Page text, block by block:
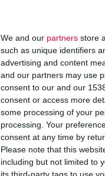
We and our partners store
such as unique identifiers
advertising and content
and our partners may use
consent to our and our
consent or access more
some processing of your
processing. Your
consent at any time by
Please note that this
including but not limited to
Angelini
στήριξη του
Η επιλογή του
εταιρείας
12/4/2022 2:23:28
FAMAR:
ευρώ
Θα
εταιρείας